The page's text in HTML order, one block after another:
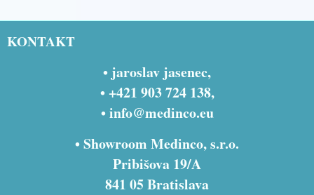
KONTAKT
• jaroslav jasenec,
• +421 903 724 138,
•info@medinco.eu
• Showroom Medinco, s.r.o.
Pribišova 19/A
841 05 Bratislava